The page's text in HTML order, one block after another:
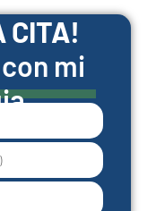
CITA!
mi